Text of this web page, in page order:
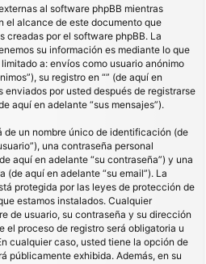
al software phpBB mientras
el alcance de este documento que
creadas por el software phpBB. La
su información es mediante lo que
a: envíos como usuario anónimo
su registro en “” (de aquí en
enviados por usted después de registrarse
aquí en adelante “sus mensajes”).
de un nombre único de identificación (de
una contraseña personal
aquí en adelante “su contraseña”) y una
aquí en adelante “su email”). La
protegida por las leyes de protección de
estamos instalados. Cualquier
de usuario, su contraseña y su dirección
el proceso de registro será obligatoria u
cualquier caso, usted tiene la opción de
públicamente exhibida. Además, en su